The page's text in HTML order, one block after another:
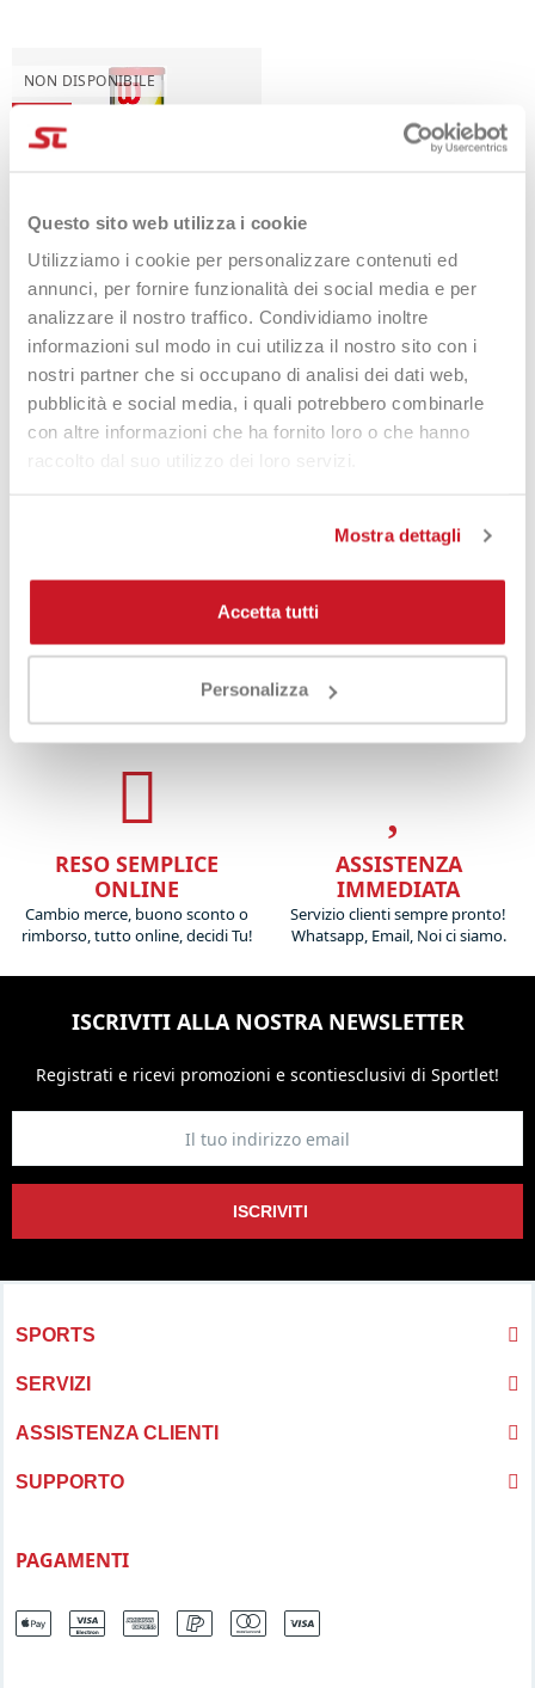
Questo sito web utilizza i cookie
Utilizziamo i cookie per personalizzare contenuti ed
annunci, per fornire funzionalità dei social media e per
analizzare il nostro traffico. Condividiamo inoltre
informazioni sul modo in cui utilizza il nostro sito con i
nostri partner che si occupano di analisi dei dati web,
pubblicità e social media, i quali potrebbero combinarle
con altre informazioni che ha fornito loro o che hanno
raccolto dal suo utilizzo dei loro servizi.
Mostra dettagli
Accetta tutti
Personalizza
NON DISPONIBILE
Wilson Palline Extra Duty X4
7,50 €
5,90 €
transito medio Italia 24H,
Isole e zone disagiate 48/72H
MIGLIOR PREZZO
Sempre i migliori prezzi del
e tante promozioni dedicate
RESO SEMPLICE
ONLINE
Cambio merce, buono sconto o
rimborso, tutto online, decidi Tu!
ASSISTENZA
IMMEDIATA
Servizio clienti sempre pronto!
Whatsapp, Email, Noi ci siamo.
ISCRIVITI ALLA NOSTRA NEWSLETTER
Registrati e ricevi promozioni e scontiesclusivi di Sportlet!
ISCRIVITI
SPORTS
SERVIZI
ASSISTENZA CLIENTI
SUPPORTO
PAGAMENTI